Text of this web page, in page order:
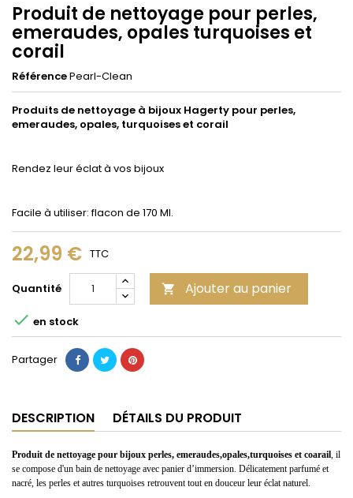
Produit de nettoyage pour perles,
emeraudes, opales turquoises et
corail
RéférencePearl-Clean
Produits de nettoyage à bijoux Hagerty pour perles,
emeraudes, opales, turquoises et corail
Rendez leur éclat à vos bijoux
Facile à utiliser: flacon de 170 Ml.
22,99 € TTC
Quantité  Ajouter au panier
 en stock
Partager
DESCRIPTION DÉTAILS DU PRODUIT
Produit de nettoyage pour bijoux perles, emeraudes,opales,turquoises et coarail, il
se compose d'un bain de nettoyage avec panier d’immersion. Délicatement parfumé et
nacré, les perles et autres turquoises retrouvent tout en douceur leur éclat naturel.